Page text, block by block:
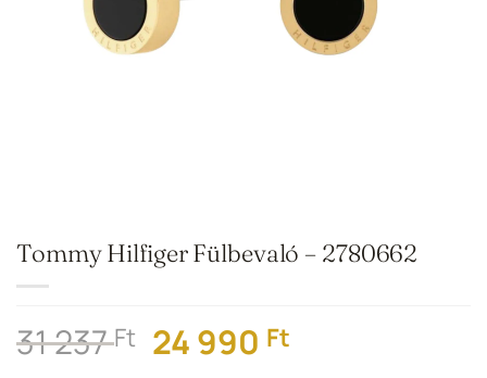
Tommy Hilfiger Fülbevaló – 2780662
31 237Ft Original
24 990 Ft